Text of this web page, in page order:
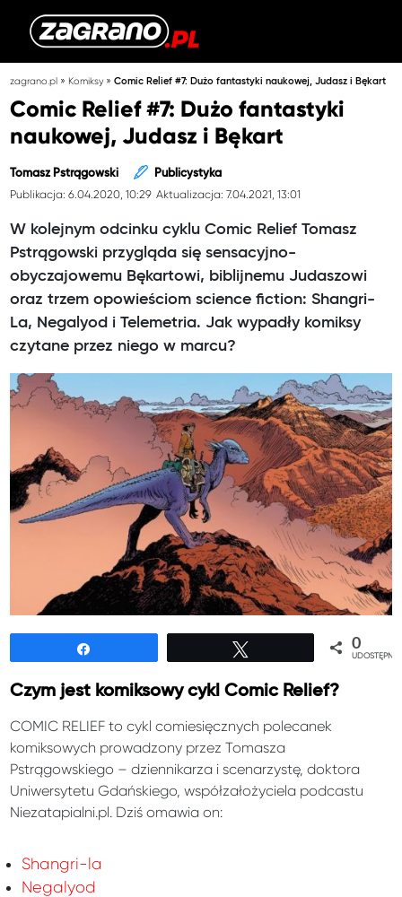
zagrano.pl » Komiksy»Comic Relief #7: Dużo fantastyki naukowej, Judasz i Bękart
Comic Relief #7: Dużo fantastyki
naukowej, Judasz i Bękart
Tomasz Pstrągowski Publicystyka
Publikacja: 6.04.2020, 10:29 Aktualizacja: 7.04.2021, 13:01
W kolejnym odcinku cyklu Comic Relief Tomasz
Pstrągowski przygląda się sensacyjno-
obyczajowemu Bękartowi, biblijnemu Judaszowi
oraz trzem opowieściom science fiction: Shangri-
La, Negalyod i Telemetria. Jak wypadły komiksy
czytane przez niego w marcu?
0
Czym jest komiksowy cykl Comic Relief?
COMIC RELIEF to cykl comiesięcznych polecanek
komiksowych prowadzony przez Tomasza
Pstrągowskiego – dziennikarza i scenarzystę, doktora
Uniwersytetu Gdańskiego, współzałożyciela podcastu
Niezatapialni.pl. Dziś omawia on:
Shangri-la
Negalyod